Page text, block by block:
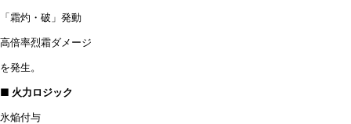
「霜灼・破」発動
高倍率烈霜ダメージ
を発生。
■ 火力ロジック
氷焔付与